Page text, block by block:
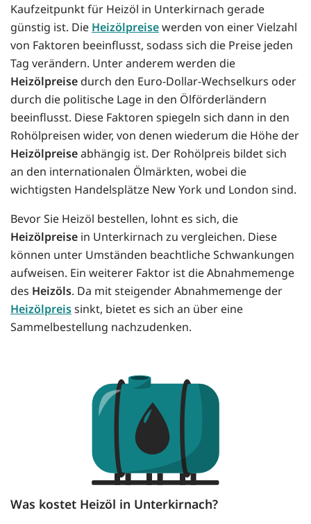
Kaufzeitpunkt für Heizöl in Unterkirnach gerade
günstig ist. Die Heizölpreisewerden von einer Vielzahl
von Faktoren beeinflusst, sodass sich die Preise jeden
Tag verändern. Unter anderem werden die
Heizölpreise durch den Euro-Dollar-Wechselkurs oder
durch die politische Lage in den Ölförderländern
beeinflusst. Diese Faktoren spiegeln sich dann in den
Rohölpreisen wider, von denen wiederum die Höhe der
Heizölpreiseabhängig ist. Der Rohölpreis bildet sich
an den internationalen Ölmärkten, wobei die
wichtigsten Handelsplätze New York und London sind.
Bevor Sie Heizöl bestellen, lohnt es sich, die
Heizölpreise in Unterkirnach zu vergleichen. Diese
können unter Umständen beachtliche Schwankungen
aufweisen. Ein weiterer Faktor ist die Abnahmemenge
des Heizöls. Da mit steigender Abnahmemenge der
Heizölpreissinkt, bietet es sich an über eine
Sammelbestellung nachzudenken.
Was kostet Heizöl in Unterkirnach?